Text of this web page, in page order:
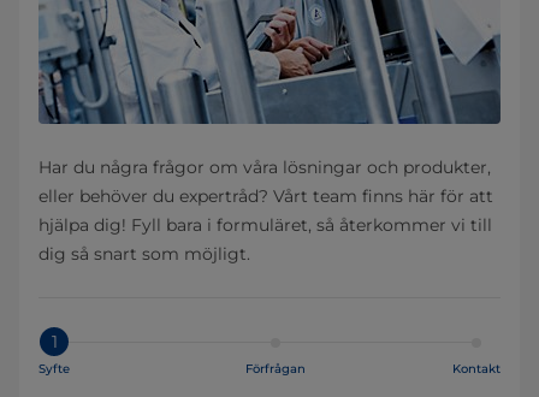
Har du några frågor om våra lösningar och produkter,
eller behöver du expertråd? Vårt team finns här för att
hjälpa dig! Fyll bara i formuläret, så återkommer vi till
dig så snart som möjligt.
1
Syfte Förfrågan Kontakt